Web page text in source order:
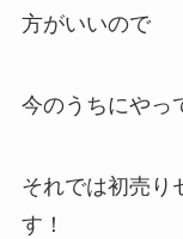
方がいいので
今のうちにやっ
それでは初売り
す！